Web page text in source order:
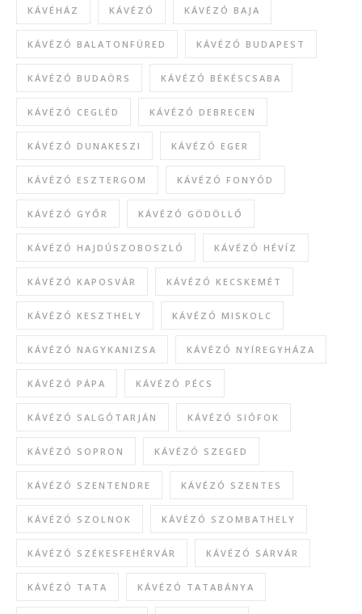
KÁVÉHÁZ KÁVÉZÓ KÁVÉZÓ BAJA
KÁVÉZÓ BALATONFÜRED KÁVÉZÓ BUDAPEST
KÁVÉZÓ BUDAÖRS KÁVÉZÓ BÉKÉSCSABA
KÁVÉZÓ CEGLÉD KÁVÉZÓ DEBRECEN
KÁVÉZÓ DUNAKESZI KÁVÉZÓ EGER
KÁVÉZÓ ESZTERGOM KÁVÉZÓ FONYÓD
KÁVÉZÓ GYŐR KÁVÉZÓ GÖDÖLLŐ
KÁVÉZÓ HAJDÚSZOBOSZLÓ KÁVÉZÓ HÉVÍZ
KÁVÉZÓ KAPOSVÁR KÁVÉZÓ KECSKEMÉT
KÁVÉZÓ KESZTHELY KÁVÉZÓ MISKOLC
KÁVÉZÓ NAGYKANIZSA KÁVÉZÓ NYÍREGYHÁZA
KÁVÉZÓ PÁPA KÁVÉZÓ PÉCS
KÁVÉZÓ SALGÓTARJÁN KÁVÉZÓ SIÓFOK
KÁVÉZÓ SOPRON KÁVÉZÓ SZEGED
KÁVÉZÓ SZENTENDRE KÁVÉZÓ SZENTES
KÁVÉZÓ SZOLNOK KÁVÉZÓ SZOMBATHELY
KÁVÉZÓ SZÉKESFEHÉRVÁR KÁVÉZÓ SÁRVÁR
KÁVÉZÓ TATA KÁVÉZÓ TATABÁNYA